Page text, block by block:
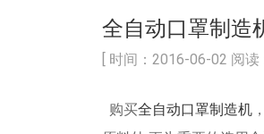
全自动口罩制造
[ 时间：2016-06-02 阅读
购买全自动口罩制造机